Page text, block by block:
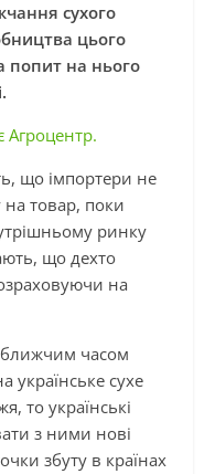
сухого
цього
попит на нього
Агроцентр.
що імпортери не
на товар, поки
ринку
що дехто
на
часом
українське сухе
то українські
з ними нові
збуту в країнах